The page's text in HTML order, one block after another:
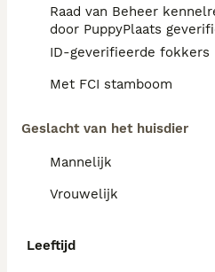
Raad van Beheer
door PuppyPlaats
ID-geverifieerde fokkers
Met FCI stamboom
Geslacht van het huisdier
Mannelijk
Vrouwelijk
Leeftijd